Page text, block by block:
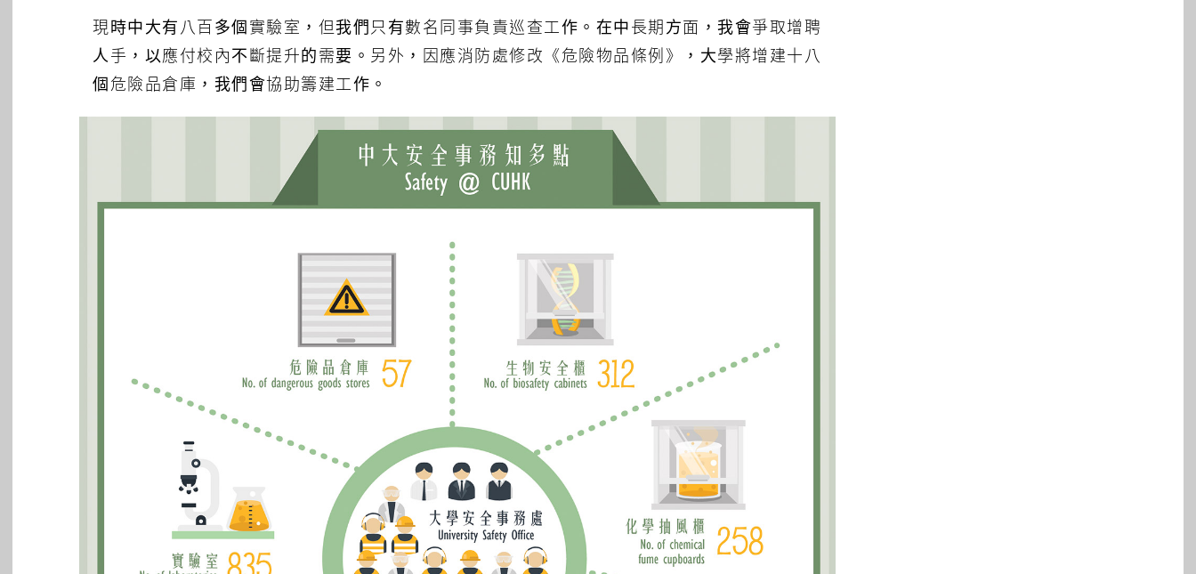
現時中大有八百多個實驗室，但我們只有數名同事負責巡查工作。在中長期方面，我會爭取增聘
人手，以應付校內不斷提升的需要。另外，因應消防處修改《危險物品條例》，大學將增建十八
個危險品倉庫，我們會協助籌建工作。